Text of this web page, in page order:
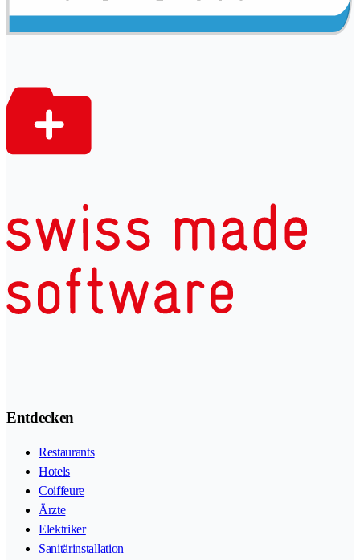
Entdecken
Restaurants
Hotels
Coiffeure
Ärzte
Elektriker
Sanitärinstallation